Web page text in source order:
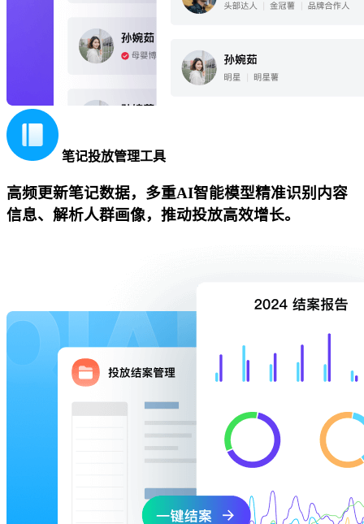
笔记投放管理工具
高频更新笔记数据，多重AI智能模型精准识别内容
信息、解析人群画像，推动投放高效增长。